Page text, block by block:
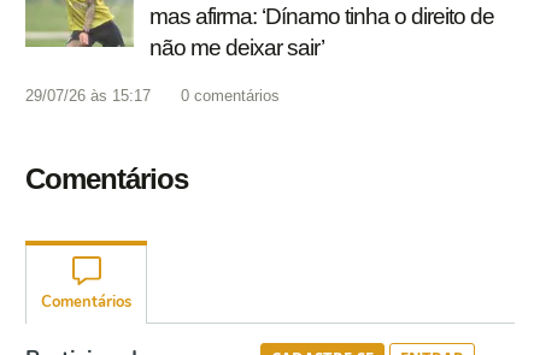
mas afirma: ‘Dínamo tinha o direito de
não me deixar sair’
29/07/26 às 15:17 0 comentários
Comentários